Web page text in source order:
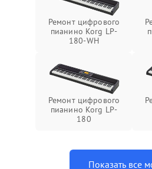
Ремонт цифрового
пианино Korg LP-
180-WH
Ремонт цифрового
пианино Korg LP-
180
Показать все